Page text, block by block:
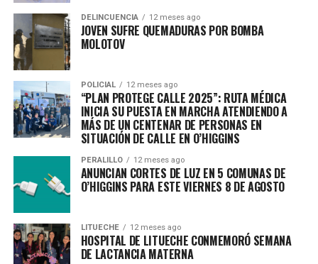
DELINCUENCIA 12 meses ago
JOVEN SUFRE QUEMADURAS POR BOMBA
MOLOTOV
POLICIAL 12 meses ago
“PLAN PROTEGE CALLE 2025”: RUTA MÉDICA
INICIA SU PUESTA EN MARCHA ATENDIENDO A
MÁS DE UN CENTENAR DE PERSONAS EN
SITUACIÓN DE CALLE EN O’HIGGINS
PERALILLO 12 meses ago
ANUNCIAN CORTES DE LUZ EN 5 COMUNAS DE
O’HIGGINS PARA ESTE VIERNES 8 DE AGOSTO
LITUECHE 12 meses ago
HOSPITAL DE LITUECHE CONMEMORÓ SEMANA
DE LACTANCIA MATERNA